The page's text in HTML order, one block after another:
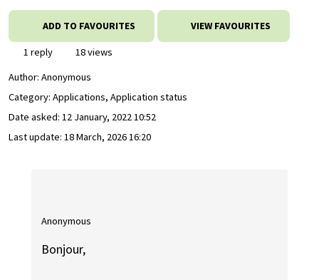
ADD TO FAVOURITES VIEW FAVOURITES
1 reply
18 views
Author: Anonymous
Category: Applications, Application status
Date asked: 12 January, 2022 10:52
Last update: 18 March, 2026 16:20
Anonymous
Bonjour,